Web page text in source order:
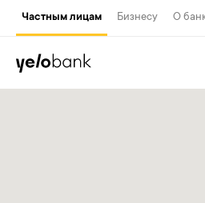
Частным лицам Бизнесу О